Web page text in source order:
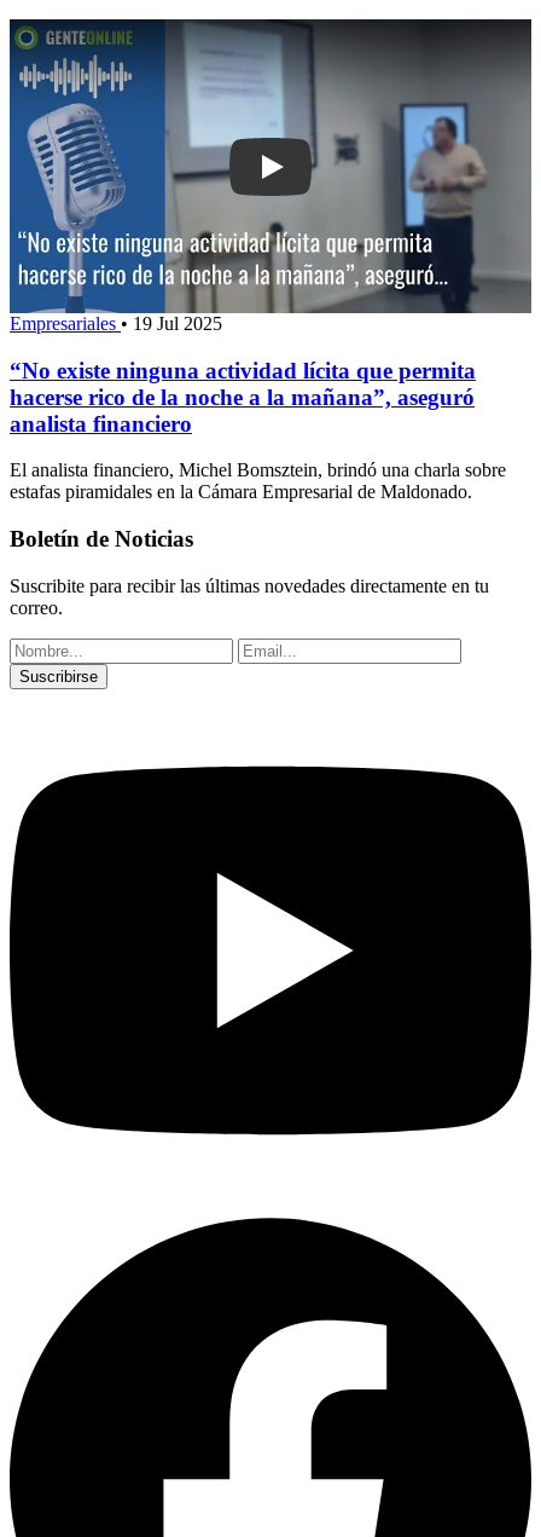
Play: “No existe ninguna actividad
Empresariales • 19 Jul 2025
“No existe ninguna actividad lícita que permita
hacerse rico de la noche a la mañana”, aseguró
analista financiero
El analista financiero, Michel Bomsztein, brindó una charla sobre
estafas piramidales en la Cámara Empresarial de Maldonado.
Boletín de Noticias
Suscribite para recibir las últimas novedades directamente en tu
correo.
Suscribirse